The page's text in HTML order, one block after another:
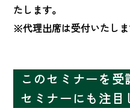
たします。
※代理出席は受付いたしま
このセミナーを
セミナーにも注目